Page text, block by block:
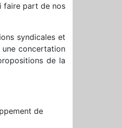
faire part de nos
syndicales et
concertation
de la
de